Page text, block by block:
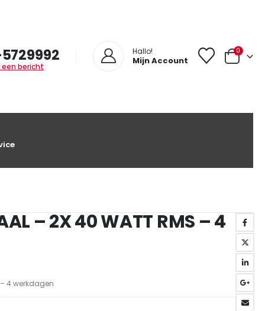
bericht
Hallo!
Mijn Account
0
– 2X 40 WATT RMS – 4
4 werkdagen